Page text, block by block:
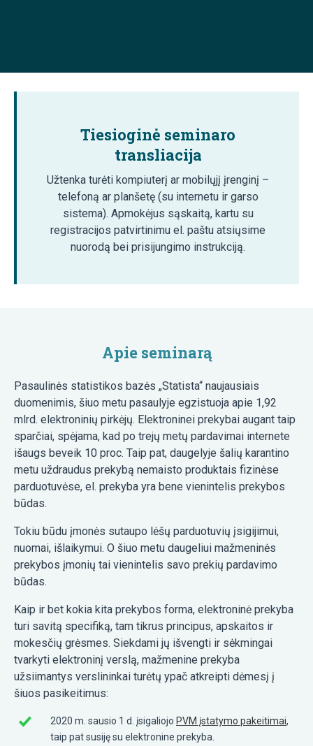
Tiesioginė seminaro
transliacija
Užtenka turėti kompiuterį ar mobilųjį įrenginį –
telefoną ar planšetę (su internetu ir garso
sistema). Apmokėjus sąskaitą, kartu su
registracijos patvirtinimu el. paštu atsiųsime
nuorodą bei prisijungimo instrukciją.
Apie seminarą
Pasaulinės statistikos bazės „Statista“ naujausiais
duomenimis, šiuo metu pasaulyje egzistuoja apie 1,92
mlrd. elektroninių pirkėjų. Elektroninei prekybai augant taip
sparčiai, spėjama, kad po trejų metų pardavimai internete
išaugs beveik 10 proc. Taip pat, daugelyje šalių karantino
metu uždraudus prekybą nemaisto produktais fizinėse
parduotuvėse, el. prekyba yra bene vienintelis prekybos
būdas.
Tokiu būdu įmonės sutaupo lėšų parduotuvių įsigijimui,
nuomai, išlaikymui. O šiuo metu daugeliui mažmeninės
prekybos įmonių tai vienintelis savo prekių pardavimo
būdas.
Kaip ir bet kokia kita prekybos forma, elektroninė prekyba
turi savitą specifiką, tam tikrus principus, apskaitos ir
mokesčių grėsmes. Siekdami jų išvengti ir sėkmingai
tvarkyti elektroninį verslą, mažmenine prekyba
užsiimantys verslininkai turėtų ypač atkreipti dėmesį į
šiuos pasikeitimus:
2020 m. sausio 1 d. įsigaliojo PVM įstatymo pakeitimai,
taip pat susiję su elektronine prekyba.